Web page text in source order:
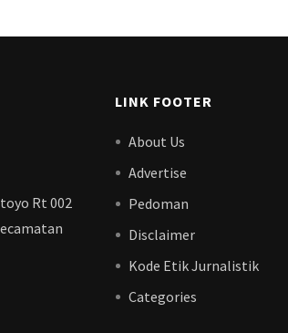
Rt 002
LINK FOOTER
About Us
Advertise
Pedoman
Disclaimer
Kode Etik Jurnalistik
Categories